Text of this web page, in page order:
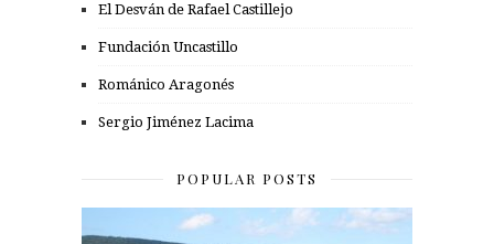
El Desván de Rafael Castillejo
Fundación Uncastillo
Románico Aragonés
Sergio Jiménez Lacima
POPULAR POSTS